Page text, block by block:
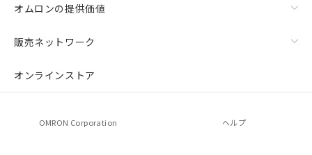
オムロンの提供価値
販売ネットワーク
オンラインストア
OMRON Corporation ヘルプ